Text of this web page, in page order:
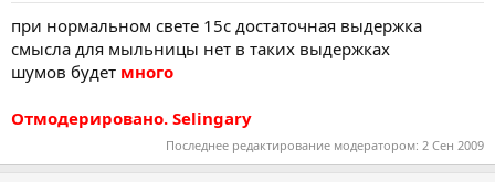
при нормальном свете 15с достаточная выдержка
смысла для мыльницы нет в таких выдержках
шумов будет много
Отмодерировано. Selingary
Последнее редактирование модератором: 2 Сен 2009